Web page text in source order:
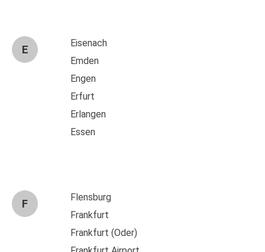
E
Eisenach
Emden
Engen
Erfurt
Erlangen
Essen
F
Flensburg
Frankfurt
Frankfurt (Oder)